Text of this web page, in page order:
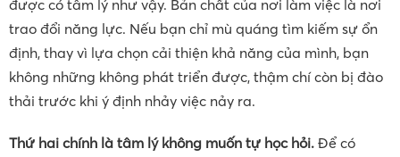
được có tâm lý như vậy. Bản chất của nơi làm việc là nơi
trao đổi năng lực. Nếu bạn chỉ mù quáng tìm kiếm sự ổn
định, thay vì lựa chọn cải thiện khả năng của mình, bạn
không những không phát triển được, thậm chí còn bị đào
thải trước khi ý định nhảy việc nảy ra.
Thứ hai chính là tâm lý không muốn tự học hỏi. Để có